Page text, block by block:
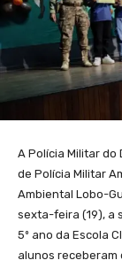
A Polícia Militar do
de Polícia Militar
Ambiental Lobo-
sexta-feira (19), a
5º ano da Escola
alunos receberam